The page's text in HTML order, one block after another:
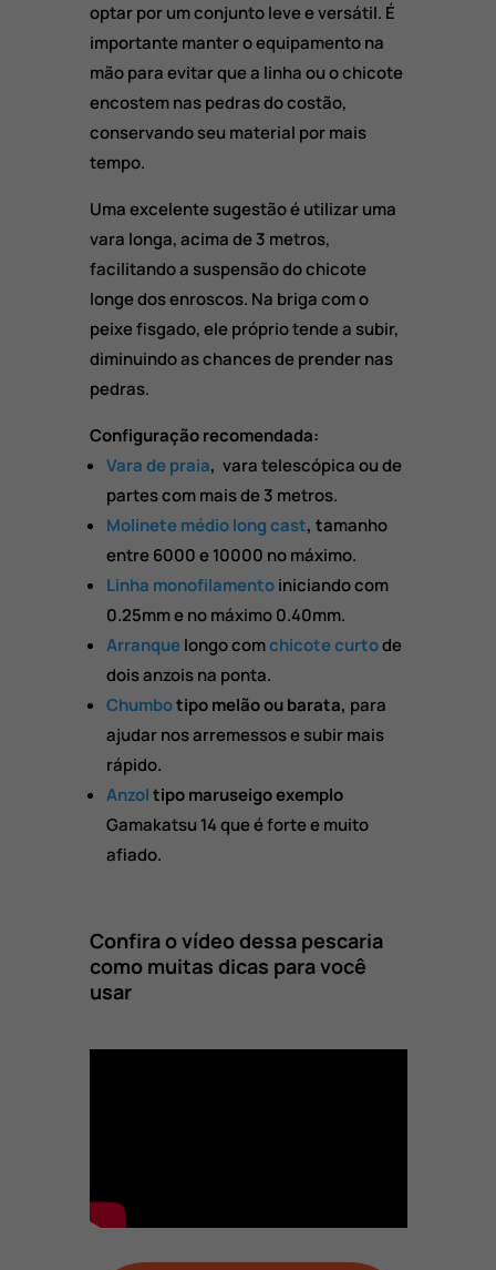
optar por um conjunto leve e versátil. É
importante manter o equipamento na
mão para evitar que a linha ou o chicote
encostem nas pedras do costão,
conservando seu material por mais
tempo.
Uma excelente sugestão é utilizar uma
vara longa, acima de 3 metros,
facilitando a suspensão do chicote
longe dos enroscos. Na briga com o
peixe fisgado,ele próprio tende a subir,
diminuindo as chances de prender nas
pedras.
Configuração recomendada:
Vara de praia, vara telescópica ou de
partes com mais de 3 metros.
Molinete médio long cast, tamanho
entre 6000 e 10000 no máximo.
Linha monofilamentoiniciando com
0.25mm e no máximo 0.40mm.
Arranquelongo comchicote curtode
dois anzois na ponta.
Chumbotipo melão ou barata, para
ajudar nos arremessos e subir mais
rápido.
Anzoltipo maruseigo exemplo
Gamakatsu 14 que é forte e muito
afiado.
Confira o vídeo dessa pescaria
como muitas dicas para você
usar